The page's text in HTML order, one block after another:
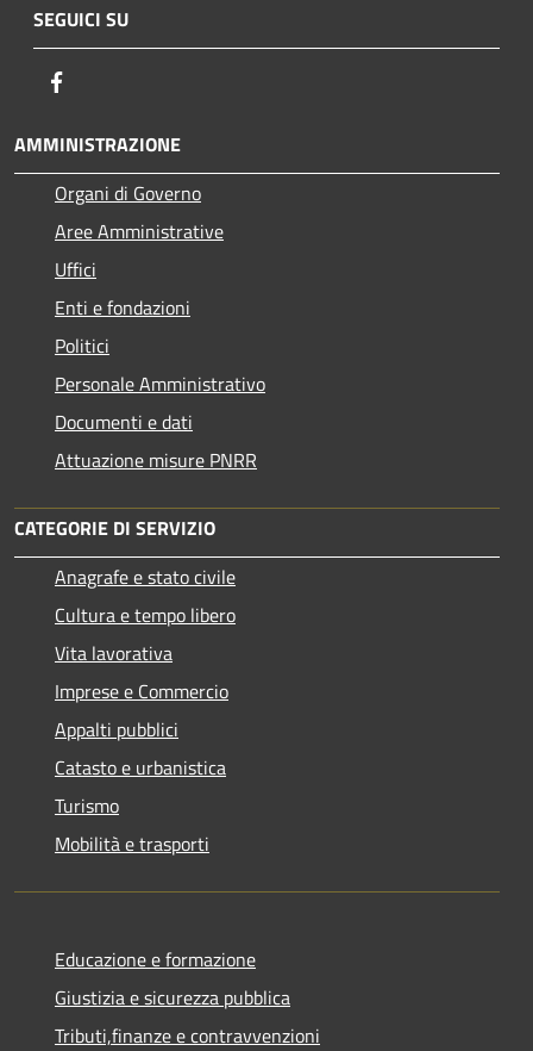
SEGUICI SU
AMMINISTRAZIONE
Organi di Governo
Aree Amministrative
Uffici
Enti e fondazioni
Politici
Personale Amministrativo
Documenti e dati
Attuazione misure PNRR
CATEGORIE DI SERVIZIO
Anagrafe e stato civile
Cultura e tempo libero
Vita lavorativa
Imprese e Commercio
Appalti pubblici
Catasto e urbanistica
Turismo
Mobilità e trasporti
Educazione e formazione
Giustizia e sicurezza pubblica
Tributi,finanze e contravvenzioni